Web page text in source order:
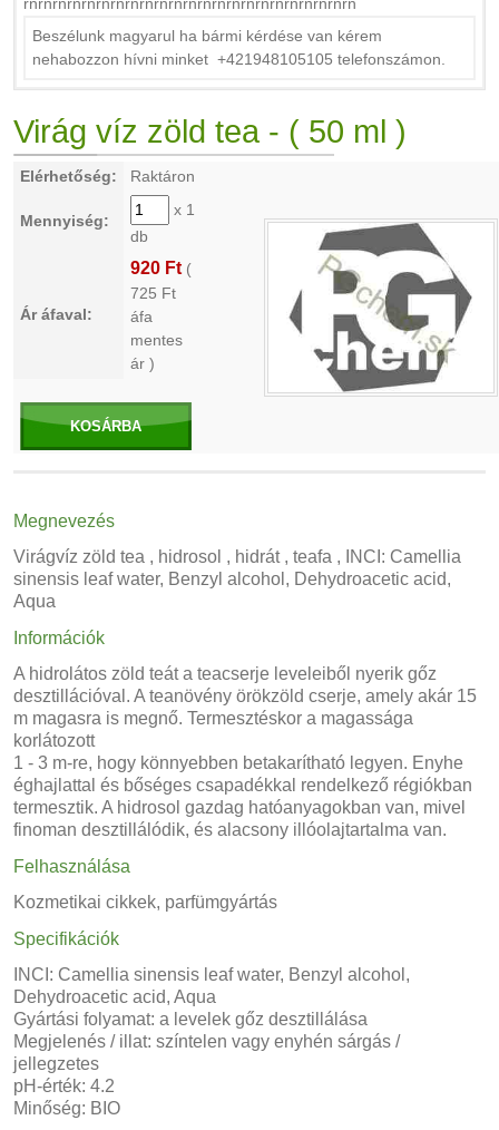
Beszélunk magyarul ha bármi kérdése van kérem
nehabozzon hívni minket +421948105105 telefonszámon.
Virág víz zöld tea - ( 50 ml )
Elérhetőség: Raktáron
Mennyiség:
x 1
db
Ár áfaval:
920 Ft (
725 Ft
áfa
mentes
ár )
KOSÁRBA
Megnevezés
Virágvíz zöld tea , hidrosol , hidrát , teafa , INCI: Camellia
sinensis leaf water, Benzyl alcohol, Dehydroacetic acid,
Aqua
Információk
A hidrolátos zöld teát a teacserje leveleiből nyerik gőz
desztillációval. A teanövény örökzöld cserje, amely akár 15
m magasra is megnő. Termesztéskor a magassága
korlátozott
1 - 3 m-re, hogy könnyebben betakarítható legyen. Enyhe
éghajlattal és bőséges csapadékkal rendelkező régiókban
termesztik. A hidrosol gazdag hatóanyagokban van, mivel
finoman desztillálódik, és alacsony illóolajtartalma van.
Felhasználása
Kozmetikai cikkek, parfümgyártás
Specifikációk
INCI: Camellia sinensis leaf water, Benzyl alcohol,
Dehydroacetic acid, Aqua
Gyártási folyamat: a levelek gőz desztillálása
Megjelenés / illat: színtelen vagy enyhén sárgás /
jellegzetes
pH-érték: 4.2
Minőség: BIO